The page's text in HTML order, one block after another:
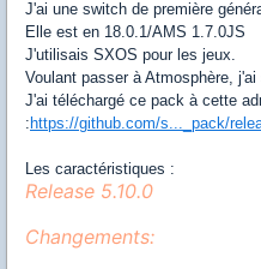
J'ai une switch de première
Elle est en 18.0.1/AMS 1.7.0JS
J'utilisais SXOS pour les jeux.
Voulant passer à Atmosphère,
J'ai téléchargé ce pack à cette
: https://github.com/s..._pack/
Les caractéristiques :
Release 5.10.0
Changements: